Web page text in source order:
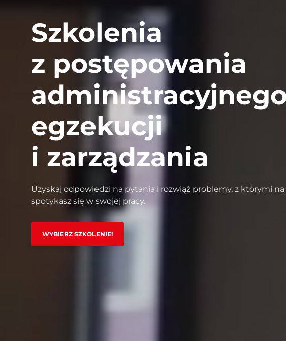
Szkolenia
z postępowania
egzekucji
i zarządzania
Uzyskaj odpowiedzi na pytania i rozwiąż problemy, z którymi
spotykasz się w swojej pracy.
WYBIERZ SZKOLENIE!